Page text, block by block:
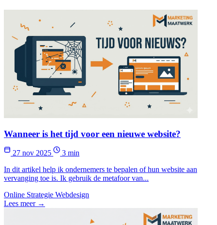
Wanneer is het tijd voor een nieuwe website?
27 nov 2025
3 min
In dit artikel help ik ondernemers te bepalen of hun website aan
vervanging toe is. Ik gebruik de metafoor van...
Online Strategie Webdesign
Lees meer →